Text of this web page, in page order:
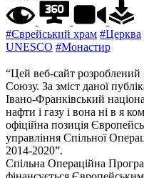
#Єврейський храм #Церква
UNESCO #Монастир
“Цей веб-сайт
Союзу. За зміст даної
Івано-Франківський
нафти і газу і вона ні в я
офіційна позиція
управління Спільної
2014-2020”.
Спільна Операційна